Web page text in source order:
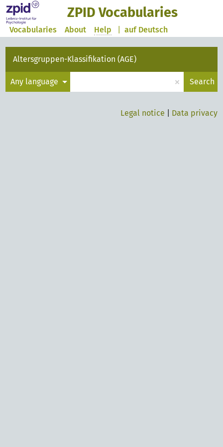
ZPID Vocabularies
auf Deutsch
Vocabularies About Help
Altersgruppen-Klassifikation (AGE)
Any language × Search
Legal notice Data privacy